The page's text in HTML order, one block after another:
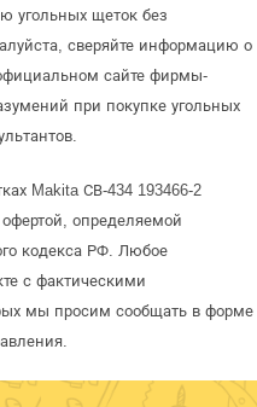
угольных щеток без
сверяйте информацию о
сайте фирмы-
при покупке угольных
Makita СВ-434 193466-2
определяемой
кодекса РФ. Любое
с фактическими
мы просим сообщать в форме